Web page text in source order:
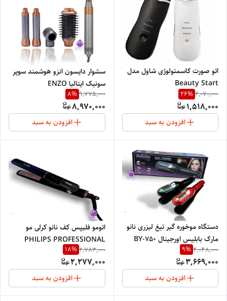
اتو صورت کاسمتولوژی شاول مدل
Beauty Start
2,070,000
26%
1,518,000
افزودن به سبد
سشوار دایسون انزو هوشمند سوپر
سونیک ایتالیا ENZO
PROFESSIONAL SALON
ITALY 4131
9,775,000
8%
8,970,000
افزودن به سبد
دستگاه موخوره گیر تیغ لیزری نانو
مارک بابلیس اورجینال BY-750
4,048,000
9%
3,669,000
افزودن به سبد
اتومو فلیپس کف نانو کرلی مو
PHILIPS PROFESSIONAL
NETHERLANDS 850
2,783,000
18%
2,277,000
افزودن به سبد